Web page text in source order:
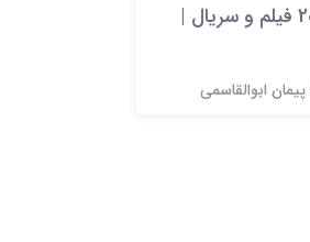
یادگیری و آموزش زبان انگلیسی با 20 فیلم و سریال |
پیمان ابوالقاسمی